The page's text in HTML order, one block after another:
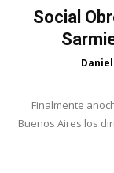
Social
Finalmente
Buenos Aires los